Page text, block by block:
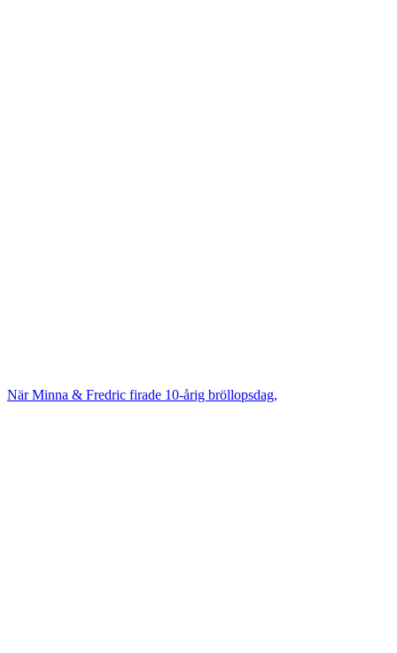
När Minna & Fredric firade 10-årig bröllopsdag,